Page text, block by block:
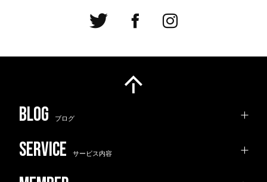
ブログ
サービス内容